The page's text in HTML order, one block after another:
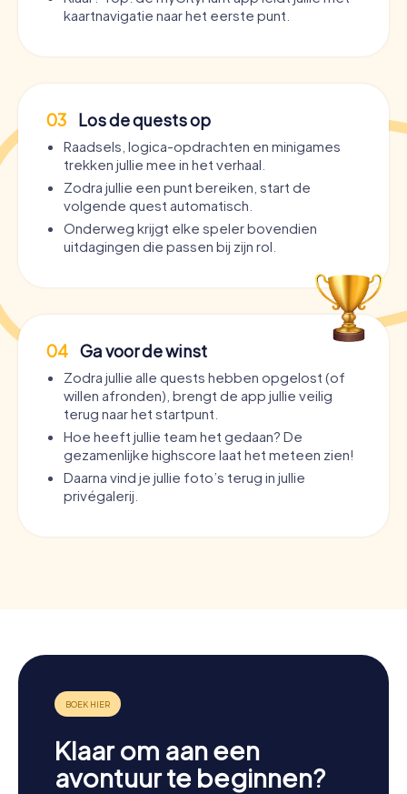
kaartnavigatie naar het eerste punt.
03 Los de quests op
Raadsels, logica-opdrachten en minigames
trekken jullie mee in het verhaal.
Zodra jullie een punt bereiken, start de
volgende quest automatisch.
Onderweg krijgt elke speler bovendien
uitdagingen die passen bij zijn rol.
04 Ga voor de winst
Zodra jullie alle quests hebben opgelost (of
willen afronden), brengt de app jullie veilig
terug naar het startpunt.
Hoe heeft jullie team het gedaan? De
gezamenlijke highscore laat het meteen zien!
Daarna vind je jullie foto’s terug in jullie
privégalerij.
Klaar om aan een
avontuur te beginnen?